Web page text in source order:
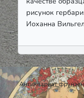
рисунок
Иоханна
Антиквариат